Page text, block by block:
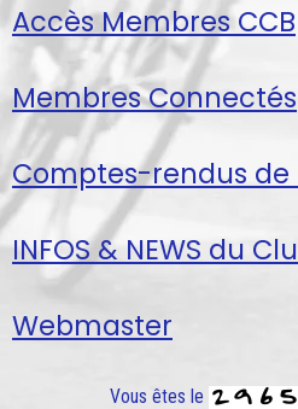
Accès Membres CCB
Membres Connectés
Comptes-rendus de
INFOS & NEWS du
Webmaster
Vous êtes le